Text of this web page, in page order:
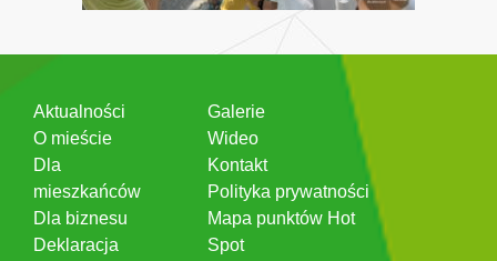
Aktualności
O mieście
Dla
mieszkańców
Dla biznesu
Deklaracja
Galerie
Wideo
Kontakt
Polityka prywatności
Mapa punktów Hot
Spot